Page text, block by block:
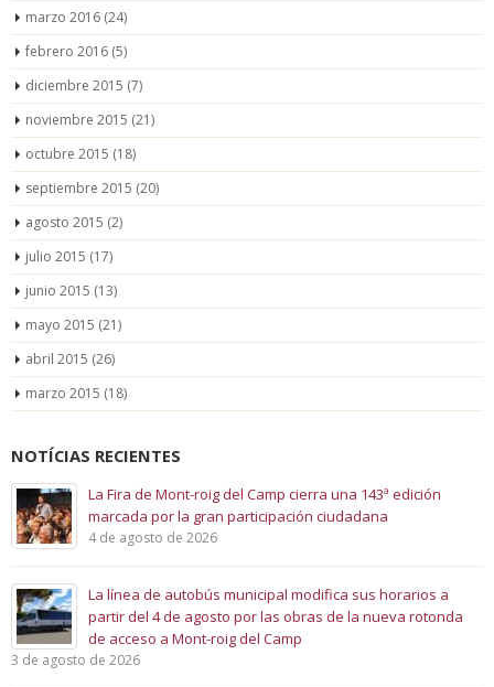
marzo 2016 (24)
febrero 2016 (5)
diciembre 2015 (7)
noviembre 2015 (21)
octubre 2015 (18)
septiembre 2015 (20)
agosto 2015 (2)
julio 2015 (17)
junio 2015 (13)
mayo 2015 (21)
abril 2015 (26)
marzo 2015 (18)
NOTÍCIAS RECIENTES
La Fira de Mont-roig del Camp cierra una 143ª edición
marcada por la gran participación ciudadana
4 de agosto de 2026
La línea de autobús municipal modifica sus horarios a
partir del 4 de agosto por las obras de la nueva rotonda
de acceso a Mont-roig del Camp
3 de agosto de 2026